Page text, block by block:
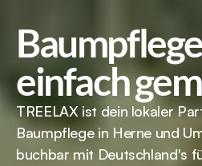
einfach
TREELAX ist dein lokaler
Baumpflege in Herne und
buchbar mit Deutschland's